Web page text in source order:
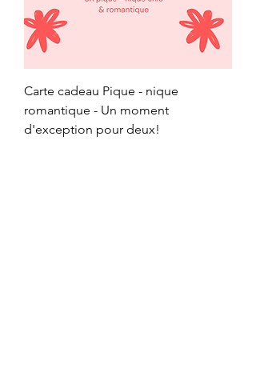
Carte cadeau Pique - nique
romantique - Un moment
d'exception pour deux!